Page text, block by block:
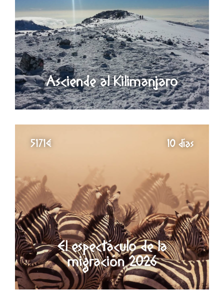
Asciende al Kilimanjaro
El espectáculo de la
migración 2026
5171€ 10 días